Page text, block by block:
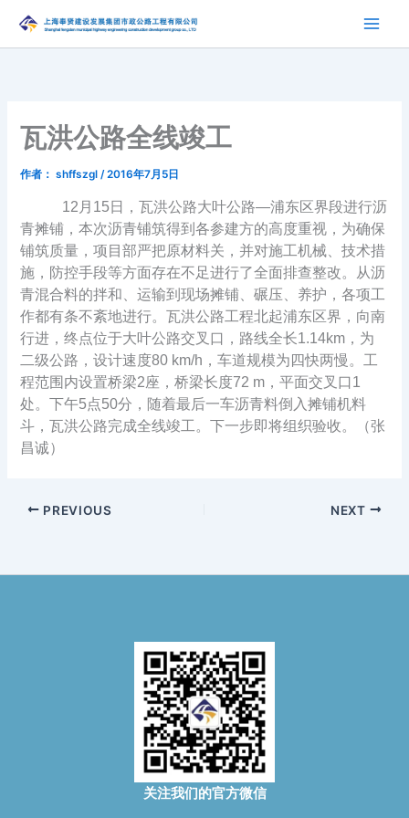
内
瓦洪公路全线竣工
作者： shffszgl/2016年7月5日
12 月15日，瓦洪公路大叶公路—浦东区界段进行沥
青摊铺，本次沥青铺筑得到各参建方的高度重视，为确保
铺筑质量，项目部严把原材料关，并对施工机械、技术措
施，防控手段等方面存在不足进行了全面排查整改。从沥
青混合料的拌和、运输到现场摊铺、碾压、养护，各项工
作都有条不紊地进行。瓦洪公路工程北起浦东区界，向南
行进，终点位于大叶公路交叉口，路线全长1.14km，为
二级公路，设计速度80 km/h，车道规模为四快两慢。工
程范围内设置桥梁2座，桥梁长度72 m，平面交叉口1
处。下午5点50分，随着最后一车沥青料倒入摊铺机料
斗，瓦洪公路完成全线竣工。下一步即将组织验收。
（张
昌诚）
PREVIOUS NEXT
关注我们的官方微信